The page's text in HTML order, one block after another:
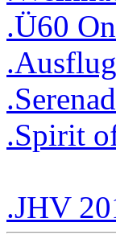
.Ü60
.Spirit
.JHV